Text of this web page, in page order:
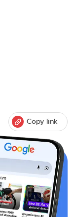
Copy link